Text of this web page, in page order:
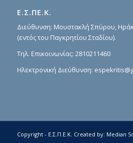
Ε.Σ.ΠΕ.Κ.
Διεύθυνση: Μουστακλή Σπύρου,
(εντός του Παγκρητίου Σταδίου).
Τηλ. Επικοινωνίας: 2810211460
Ηλεκτρονική Διεύθυνση:
Copyright - Ε.Σ.Π.Ε.Κ. Created by: Median